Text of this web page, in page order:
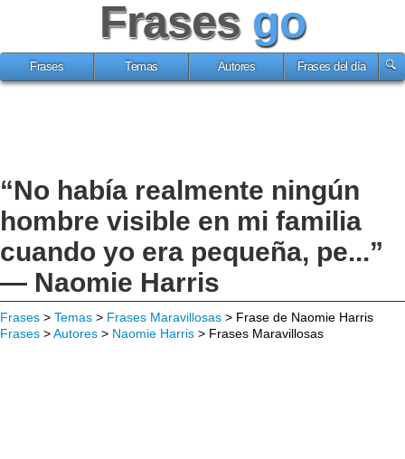
Frases go
Frases Temas Autores Frases del día
“No había realmente ningún
hombre visible en mi familia
cuando yo era pequeña, pe...”
— Naomie Harris
Frases > Temas > Frases Maravillosas > Frase de Naomie Harris
Frases >Autores > Naomie Harris > Frases Maravillosas